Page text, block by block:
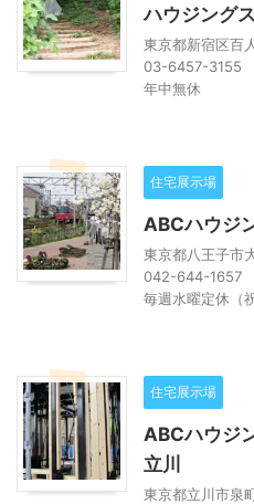
ハウジング
東京都新宿区百
03-6457-3155
年中無休
住宅展示場
ABCハウジ
東京都八王子市
042-644-1657
毎週水曜定休（
住宅展示場
ABCハウジ
立川
東京都立川市泉